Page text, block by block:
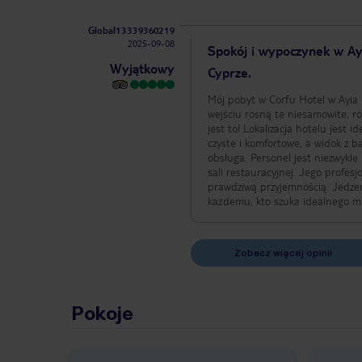
Global13339360219
2025-09-08
Wyjątkowy
​Spokój i wypoczynek w
Cyprze.
​Mój pobyt w Corfu Hotel w Ayia
wejściu rosną te niesamowite,
jest to! Lokalizacja hotelu jest
czyste i komfortowe, a widok z
obsługa. Personel jest
sali restauracyjnej. Jego
prawdziwą przyjemnością.
każdemu, kto szuka idealnego
Zobacz więcej opinii
Pokoje